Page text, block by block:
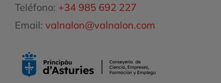
Teléfono: +34 985 692 227
Email: valnalon@valnalon.com